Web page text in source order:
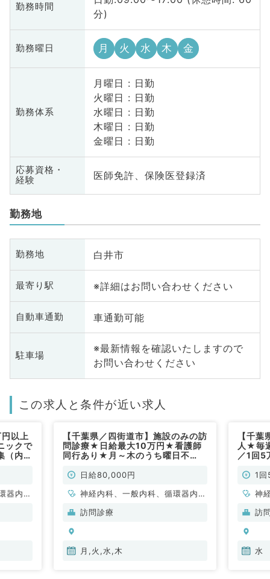
勤務時間
分)
勤務曜日 月 火 水 木 金
勤務体系
月曜日 : 日勤
火曜日 : 日勤
水曜日 : 日勤
木曜日 : 日勤
金曜日 : 日勤
応募資格・
経験
医師免許、保険医登録済
勤務地
勤務地 白井市
最寄り駅 ※詳細はお問い合わせください
自動車通勤 車通勤可能
駐車場
※最新情報を確認いたしますので
お問い合わせください
この求人と条件が近い求人
以上
ックで
（内科
器内
【千葉県／四街道市】施設のみの訪
問診療★日給最大10万円★看護師
同行あり★月～木のうち曜日不
／非常勤）
日給80,000円
神経内科、一般内科、循環器内
科、呼吸器内科、消化器内科、内
訪問診療
月,火,水,木
【千
人★毎
／1回
1
神
循
訪
水